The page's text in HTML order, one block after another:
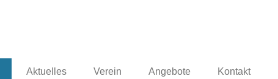
Aktuelles Verein Angebote Kontakt